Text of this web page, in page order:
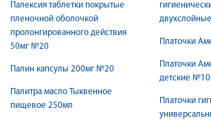
Палексия таблетки покрытые
пленочной оболочкой
пролонгированного действия
50мг №20
Палин капсулы 200мг №20
Палитра масло Тыквенное
пищевое 250мл
Платочки
Платочки
детские
Платочки